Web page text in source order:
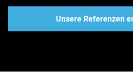
Unsere Referenzen